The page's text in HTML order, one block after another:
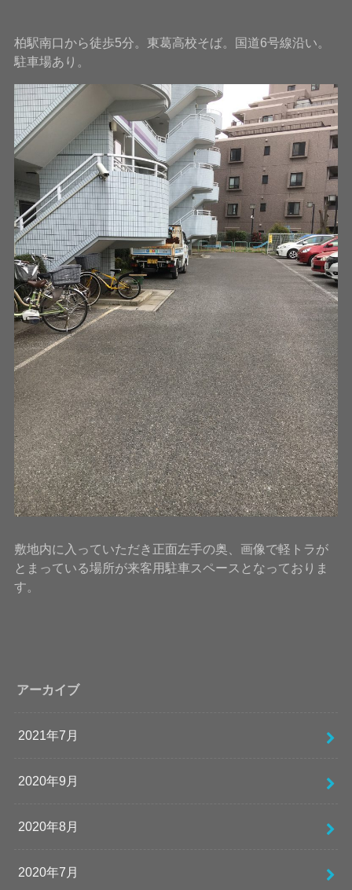
柏駅南口から徒歩5分。東葛高校そば。国道6号線沿い。
駐車場あり。
敷地内に入っていただき正面左手の奥、画像で軽トラが
とまっている場所が来客用駐車スペースとなっておりま
す。
アーカイブ
2021年7月
2020年9月
2020年8月
2020年7月